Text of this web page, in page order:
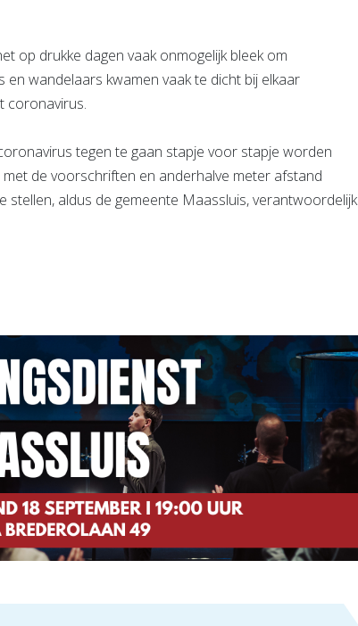
op drukke dagen vaak onmogelijk bleek om
wandelaars kwamen vaak te dicht bij elkaar
coronavirus.
tegen te gaan stapje voor stapje worden
de voorschriften en anderhalve meter afstand
aldus de gemeente Maassluis, verantwoordelijk